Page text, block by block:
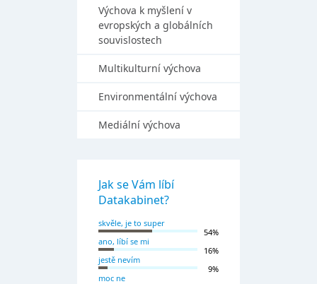
Výchova k myšlení v
evropských a globálních
souvislostech
Multikulturní výchova
Environmentální výchova
Mediální výchova
Jak se Vám líbí
Datakabinet?
skvěle, je to super
54%
ano, líbí se mi
16%
jestě nevím
9%
moc ne